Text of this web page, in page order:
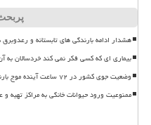
هشدار ادامه بارندگی های تابستانه و رعدوبرق در ۴ استان تا
بیماری ای که کسی فکر نمی کند خردسالان به
وضعیت جوی کشور در ۷۲ ساعت آینده موج بارندگی های تابستانه در راه ۱۱ استان
ممنوعیت ورود حیوانات خانگی به مراکز تهیه